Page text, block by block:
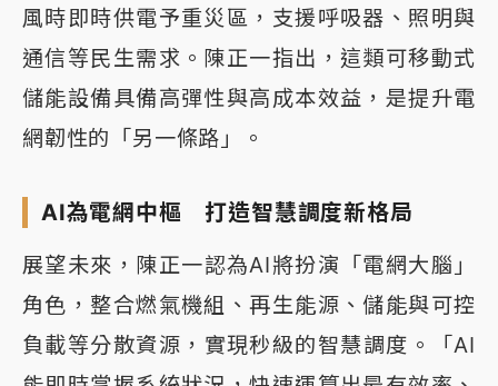
風時即時供電予重災區，支援呼吸器、照明與
通信等民生需求。陳正一指出，這類可移動式
儲能設備具備高彈性與高成本效益，是提升電
網韌性的「另一條路」。
AI為電網中樞 打造智慧調度新格局
展望未來，陳正一認為AI將扮演「電網大腦」
角色，整合燃氣機組、再生能源、儲能與可控
負載等分散資源，實現秒級的智慧調度。「AI